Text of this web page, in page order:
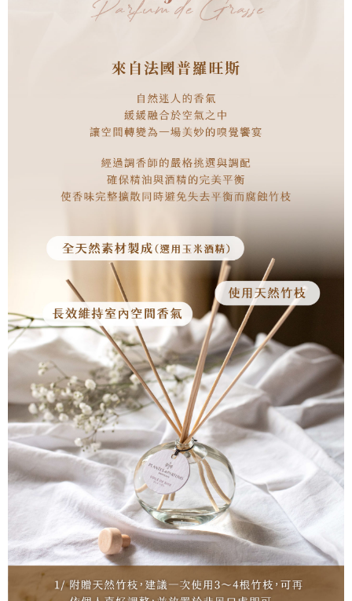
恩沛科技股份有限公司將有權停止該用戶之使用額度並採取法律行動。